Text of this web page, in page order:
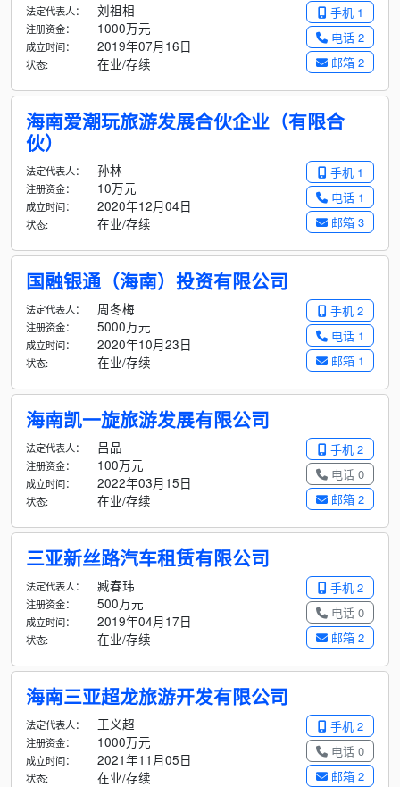
手机 1
电话 2
邮箱 2
法定代表人： 刘祖相
注册资金： 1000万元
成立时间： 2019年07月16日
状态: 在业/存续
海南爱潮玩旅游发展合伙企业（有限合
伙）
手机 1
电话 1
邮箱 3
法定代表人： 孙林
注册资金： 10万元
成立时间： 2020年12月04日
状态: 在业/存续
国融银通（海南）投资有限公司
手机 2
电话 1
邮箱 1
法定代表人： 周冬梅
注册资金： 5000万元
成立时间： 2020年10月23日
状态: 在业/存续
海南凯一旋旅游发展有限公司
手机 2
电话 0
邮箱 2
法定代表人： 吕品
注册资金： 100万元
成立时间： 2022年03月15日
状态: 在业/存续
三亚新丝路汽车租赁有限公司
手机 2
电话 0
邮箱 2
法定代表人： 臧春玮
注册资金： 500万元
成立时间： 2019年04月17日
状态: 在业/存续
海南三亚超龙旅游开发有限公司
手机 2
电话 0
邮箱 2
法定代表人： 王义超
注册资金： 1000万元
成立时间： 2021年11月05日
状态: 在业/存续